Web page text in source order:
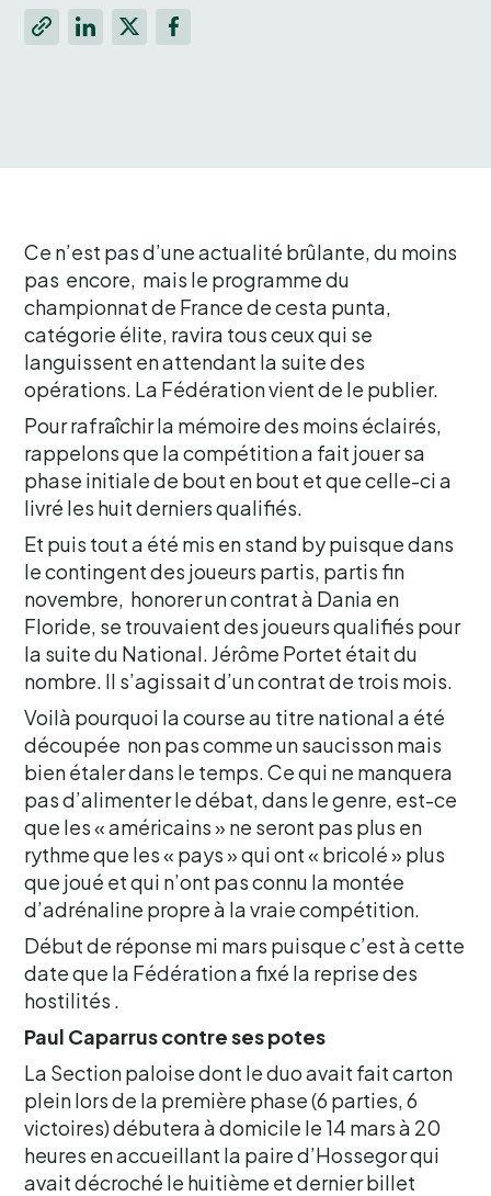
Ce n’est pas d’une actualité brûlante, du moins
pas encore, mais le programme du
championnat de France de cesta punta,
catégorie élite, ravira tous ceux qui se
languissent en attendant la suite des
opérations. La Fédération vient de le publier.
Pour rafraîchir la mémoire des moins éclairés,
rappelons que la compétition a fait jouer sa
phase initiale de bout en bout et que celle-ci a
livré les huit derniers qualifiés.
Et puis tout a été mis en stand by puisque dans
le contingent des joueurs partis, partis fin
novembre, honorer un contrat à Dania en
Floride, se trouvaient des joueurs qualifiés pour
la suite du National. Jérôme Portet était du
nombre. Il s’agissait d’un contrat de trois mois.
Voilà pourquoi la course au titre national a été
découpée non pas comme un saucisson mais
bien étaler dans le temps. Ce qui ne manquera
pas d’alimenter le débat, dans le genre, est-ce
que les « américains » ne seront pas plus en
rythme que les « pays » qui ont « bricolé » plus
que joué et qui n’ont pas connu la montée
d’adrénaline propre à la vraie compétition.
Début de réponse mi mars puisque c’est à cette
date que la Fédération a fixé la reprise des
hostilités .
Paul Caparrus contre ses potes
La Section paloise dont le duo avait fait carton
plein lors de la première phase (6 parties, 6
victoires) débutera à domicile le 14 mars à 20
heures en accueillant la paire d’Hossegor qui
avait décroché le huitième et dernier billet